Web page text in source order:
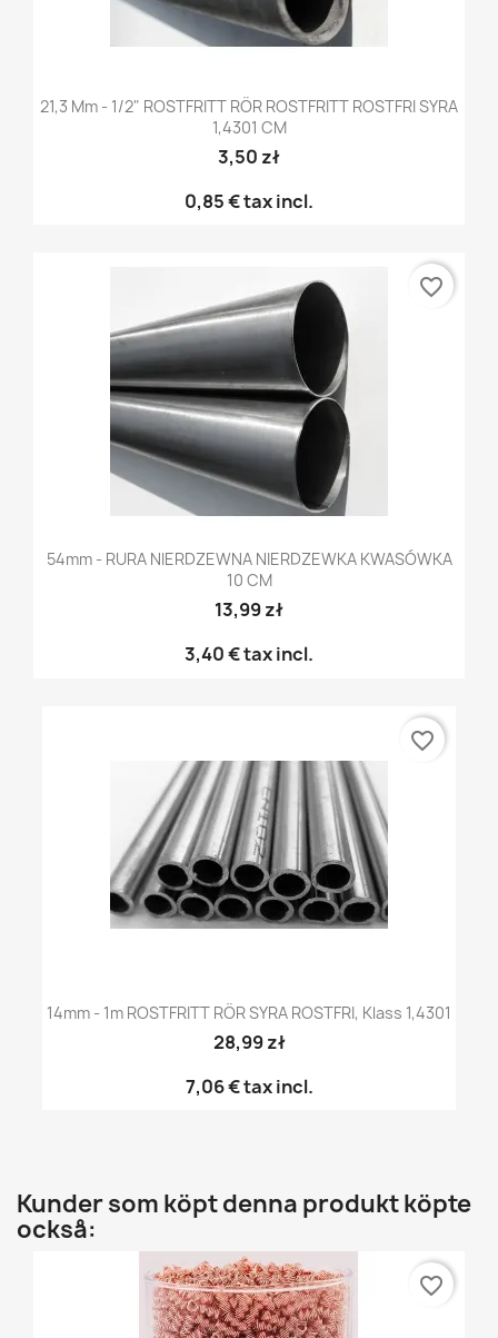
21,3 Mm - 1/2" ROSTFRITT RÖR ROSTFRITT ROSTFRI SYRA
1,4301 CM
3,50 zł
0,85 €tax incl.
54mm - RURA NIERDZEWNA NIERDZEWKA KWASÓWKA
10 CM
13,99 zł
3,40 €tax incl.
favorite_border
14mm - 1m ROSTFRITT RÖR SYRA ROSTFRI, Klass 1,4301
28,99 zł
7,06 €tax incl.
favorite_border
Kunder som köpt denna produkt köpte
också:
favorite_border